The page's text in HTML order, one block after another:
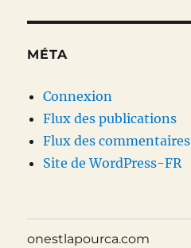
MÉTA
Connexion
Flux des publications
Flux des commentaires
Site de WordPress-FR
onestlapourca.com